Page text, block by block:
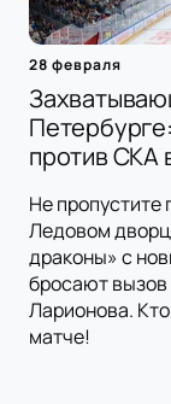
28 февраля
против СКА
Не пропустите
Ледовом
драконы» с
бросают
Ларионова.
матче!